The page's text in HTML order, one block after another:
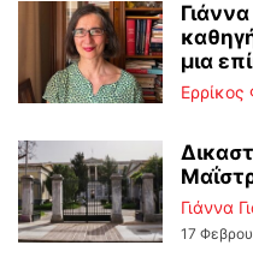
μια
Ερρίκος
Γιάννα
17